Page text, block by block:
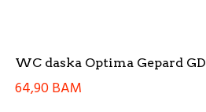
WC daska Optima Gepard GD
64,90BAM